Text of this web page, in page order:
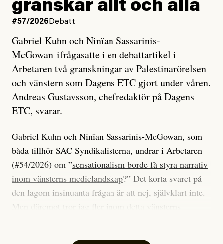
granskar allt och alla
#57/2026 Debatt
Gabriel Kuhn och Ninïan Sassarinis-
McGowan ifrågasatte i en debattartikel i
Arbetaren två granskningar av Palestinarörelsen
och vänstern som Dagens ETC gjort under våren.
Andreas Gustavsson, chefredaktör på Dagens
ETC, svarar.
Gabriel Kuhn och Ninïan Sassarinis-McGowan, som
båda tillhör SAC Syndikalisterna, undrar i Arbetaren
(#54/2026) om ”sensationalism borde få styra narrativ
inom vänsterns medielandskap?” Det korta svaret på
den lagom insinuanta frågan är att nej, självklart inte.
Men däremot tror jag fler inom detta vänsterns